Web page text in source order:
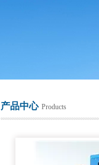
产品中心 Products